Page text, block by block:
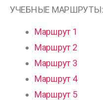
УЧЕБНЫЕ МАРШРУТЫ:
Маршрут 1
Маршрут 2
Маршрут 3
Маршрут 4
Маршрут 5